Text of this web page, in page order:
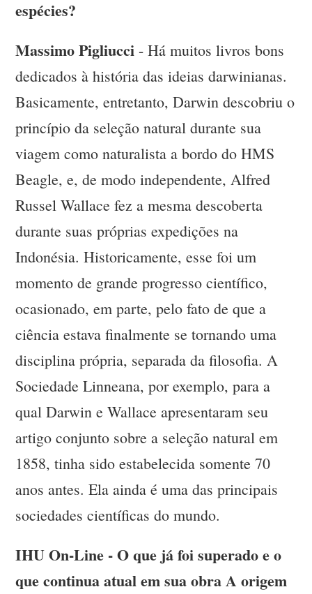
espécies?
Massimo Pigliucci - Há muitos livros bons
dedicados à história das ideias darwinianas.
Basicamente, entretanto, Darwin descobriu o
princípio da seleção natural durante sua
viagem como naturalista a bordo do HMS
Beagle, e, de modo independente, Alfred
Russel Wallace fez a mesma descoberta
durante suas próprias expedições na
Indonésia. Historicamente, esse foi um
momento de grande progresso científico,
ocasionado, em parte, pelo fato de que a
ciência estava finalmente se tornando uma
disciplina própria, separada da filosofia. A
Sociedade Linneana, por exemplo, para a
qual Darwin e Wallace apresentaram seu
artigo conjunto sobre a seleção natural em
1858, tinha sido estabelecida somente 70
anos antes. Ela ainda é uma das principais
sociedades científicas do mundo.
IHU On-Line - O que já foi superado e o
que continua atual em sua obra A origem